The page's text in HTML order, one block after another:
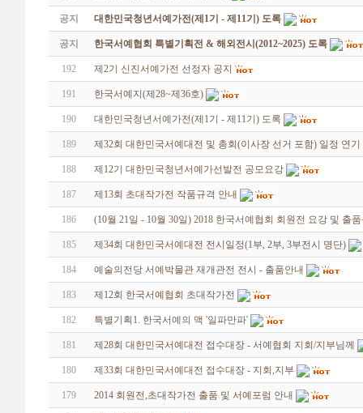
공지 대한민국청년서예가전(제1기 - 제11기) 도록
공지 한국서예협회 특별기획전 & 해외전시(2012~2025) 도록
192 제2기 신진서예가전 선정자 공지
191 한국서예지(제28~제36호)
190 대한민국청년서예가전(제1기 - 제11기) 도록
189 제32회 대한민국서예대전 및 총회(이사장 선거 포함) 일정 연기
188 제12기 대한민국청년서예가선발전 공모요강
187 제13회 초대작가전 작품규격 안내
186 (10월 21일 - 10월 30일) 2018 한국서예협회 회원전 요강 및 출
185 제34회 대한민국서예대전 전시일정(1부, 2부, 3부전시 명단)
184 예술의전당 서예박물관 재개관전 전시 - 출품안내
183 제12회 한국서예협회 초대작가전
182 특별기획1. 한국서예의 맥 '일파만파'
181 제28회 대한민국서예대전 접수대장 - 서예협회 지회/지부님께
180 제33회 대한민국서예대전 접수대장 - 지회,지부
179 2014 회원전,초대작가전 출품 및 서예포럼 안내